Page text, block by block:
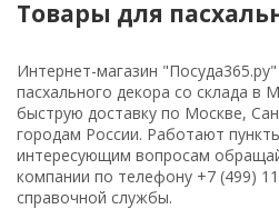
Товары для
Интернет-магазин
пасхального декора со склада в
быструю доставку по Москве,
городам России. Работают
интересующим вопросам
компании по телефону +7 (499)
справочной службы.